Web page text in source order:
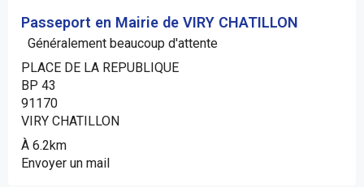
Passeport en Mairie de VIRY CHATILLON
Généralement beaucoup d'attente
PLACE DE LA REPUBLIQUE
BP 43
91170
VIRY CHATILLON
À 6.2km
Envoyer un mail